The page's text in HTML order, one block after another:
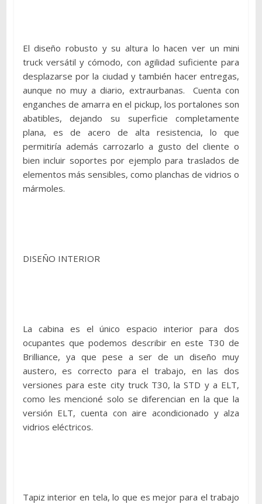
El diseño robusto y su altura lo hacen ver un mini
truck versátil y cómodo, con agilidad suficiente para
desplazarse por la ciudad y también hacer entregas,
aunque no muy a diario, extraurbanas. Cuenta con
enganches de amarra en el pickup, los portalones son
abatibles, dejando su superficie completamente
plana, es de acero de alta resistencia, lo que
permitiría además carrozarlo a gusto del cliente o
bien incluir soportes por ejemplo para traslados de
elementos más sensibles, como planchas de vidrios o
mármoles.
DISEÑO INTERIOR
La cabina es el único espacio interior para dos
ocupantes que podemos describir en este T30 de
Brilliance, ya que pese a ser de un diseño muy
austero, es correcto para el trabajo, en las dos
versiones para este city truck T30, la STD y a ELT,
como les mencioné solo se diferencian en la que la
versión ELT, cuenta con aire acondicionado y alza
vidrios eléctricos.
Tapiz interior en tela, lo que es mejor para el trabajo